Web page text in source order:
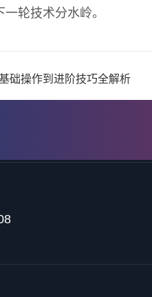
轮技术分水岭。
础操作到进阶技巧全解析